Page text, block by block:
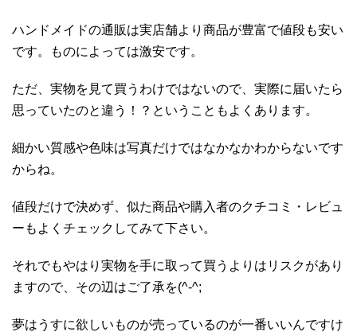
ハンドメイドの通販は実店舗より商品が豊富で値段も安い
です。ものによっては激安です。
ただ、実物を見て買うわけではないので、実際に届いたら
思っていたのと違う！？ということもよくあります。
細かい質感や色味は写真だけではなかなかわからないです
からね。
値段だけで決めず、似た商品や購入者のクチコミ・レビュ
ーもよくチェックしてみて下さい。
それでもやはり実物を手に取って買うよりはリスクがあり
ますので、その辺はご了承を(^-^;
夢はうすに欲しいものが売っているのが一番いいんですけ